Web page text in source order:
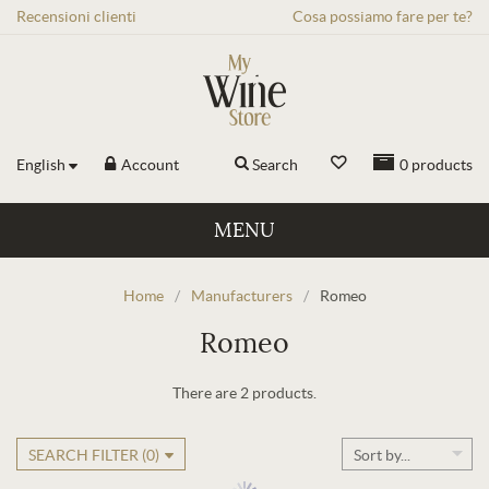
Recensioni clienti Cosa possiamo fare per te?
English Account 0 products
Search
MENU
Home / Manufacturers / Romeo
Romeo
There are 2 products.
SEARCH FILTER (0) Sort by...